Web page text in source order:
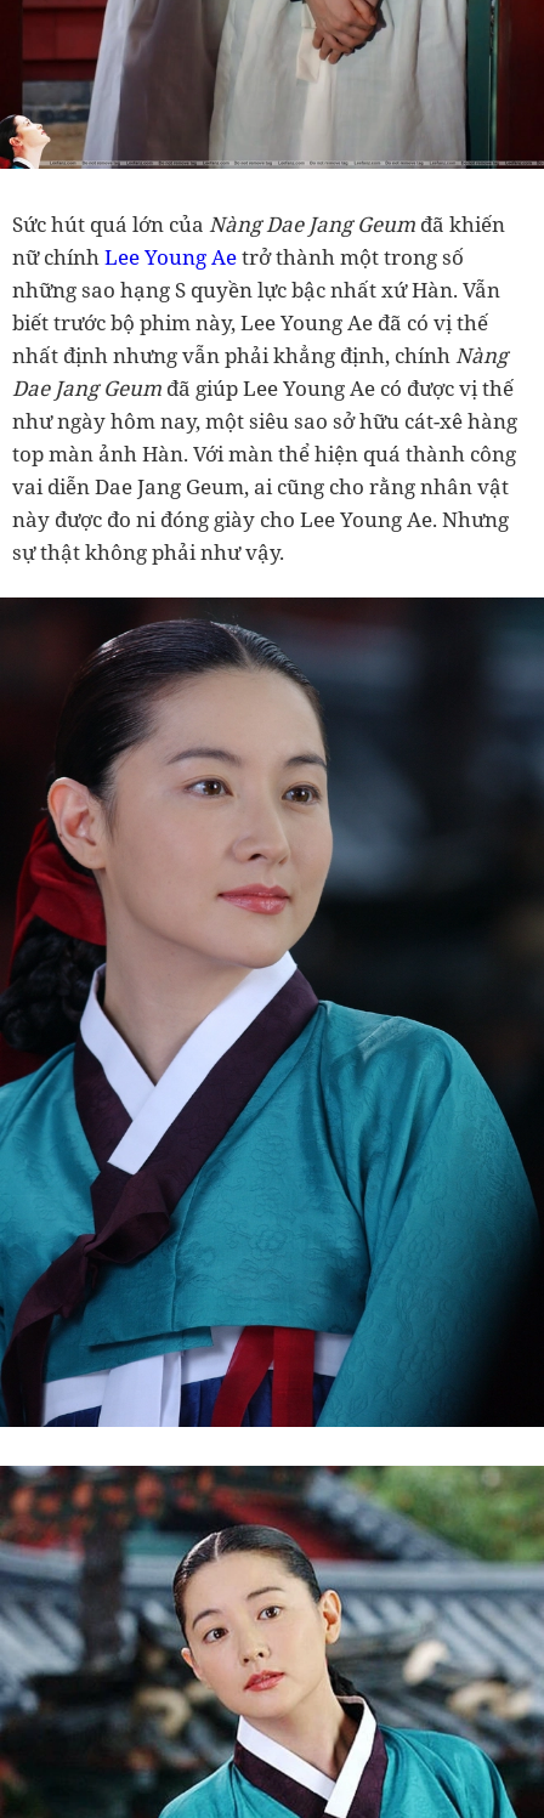
Sức hút quá lớn của Nàng Dae Jang Geum đã khiến
nữ chínhLee Young Aetrở thành một trong số
những sao hạng S quyền lực bậc nhất xứ Hàn. Vẫn
biết trước bộ phim này, Lee Young Ae đã có vị thế
nhất định nhưng vẫn phải khẳng định, chínhNàng
Dae Jang Geum đã giúp Lee Young Ae có được vị thế
như ngày hôm nay, một siêu sao sở hữu cát-xê hàng
top màn ảnh Hàn. Với màn thể hiện quá thành công
vai diễn Dae Jang Geum, ai cũng cho rằng nhân vật
này được đo ni đóng giày cho Lee Young Ae. Nhưng
sự thật không phải như vậy.